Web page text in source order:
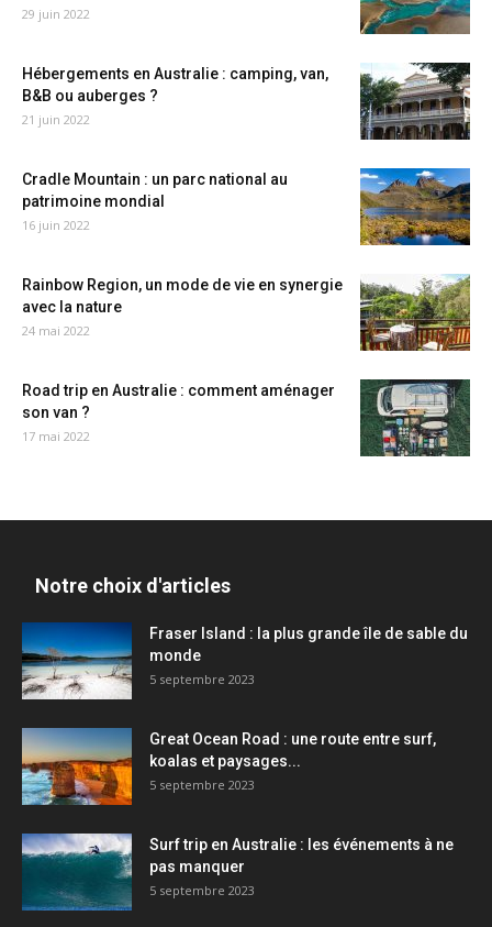
29 juin 2022
Hébergements en Australie : camping, van,
B&B ou auberges ?
21 juin 2022
Cradle Mountain : un parc national au
patrimoine mondial
16 juin 2022
Rainbow Region, un mode de vie en synergie
avec la nature
24 mai 2022
Road trip en Australie : comment aménager
son van ?
17 mai 2022
Notre choix d'articles
Fraser Island : la plus grande île de sable du
monde
5 septembre 2023
Great Ocean Road : une route entre surf,
koalas et paysages...
5 septembre 2023
Surf trip en Australie : les événements à ne
pas manquer
5 septembre 2023